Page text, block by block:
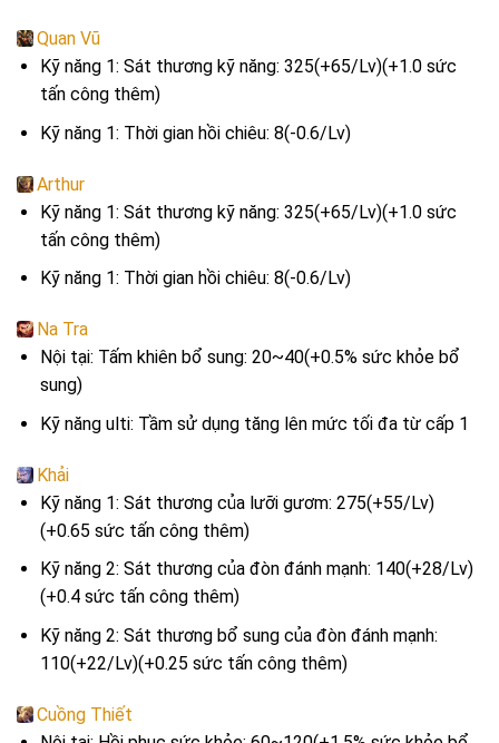
Quan Vũ
Kỹ năng 1: Sát thương kỹ năng: 325(+65/Lv)(+1.0 sức
tấn công thêm)
Kỹ năng 1: Thời gian hồi chiêu: 8(-0.6/Lv)
Arthur
Kỹ năng 1: Sát thương kỹ năng: 325(+65/Lv)(+1.0 sức
tấn công thêm)
Kỹ năng 1: Thời gian hồi chiêu: 8(-0.6/Lv)
Na Tra
Nội tại: Tấm khiên bổ sung: 20~40(+0.5% sức khỏe bổ
sung)
Kỹ năng ulti: Tầm sử dụng tăng lên mức tối đa từ cấp 1
Khải
Kỹ năng 1: Sát thương của lưỡi gươm: 275(+55/Lv)
(+0.65 sức tấn công thêm)
Kỹ năng 2: Sát thương của đòn đánh mạnh: 140(+28/Lv)
(+0.4 sức tấn công thêm)
Kỹ năng 2: Sát thương bổ sung của đòn đánh mạnh:
110(+22/Lv)(+0.25 sức tấn công thêm)
Cuồng Thiết